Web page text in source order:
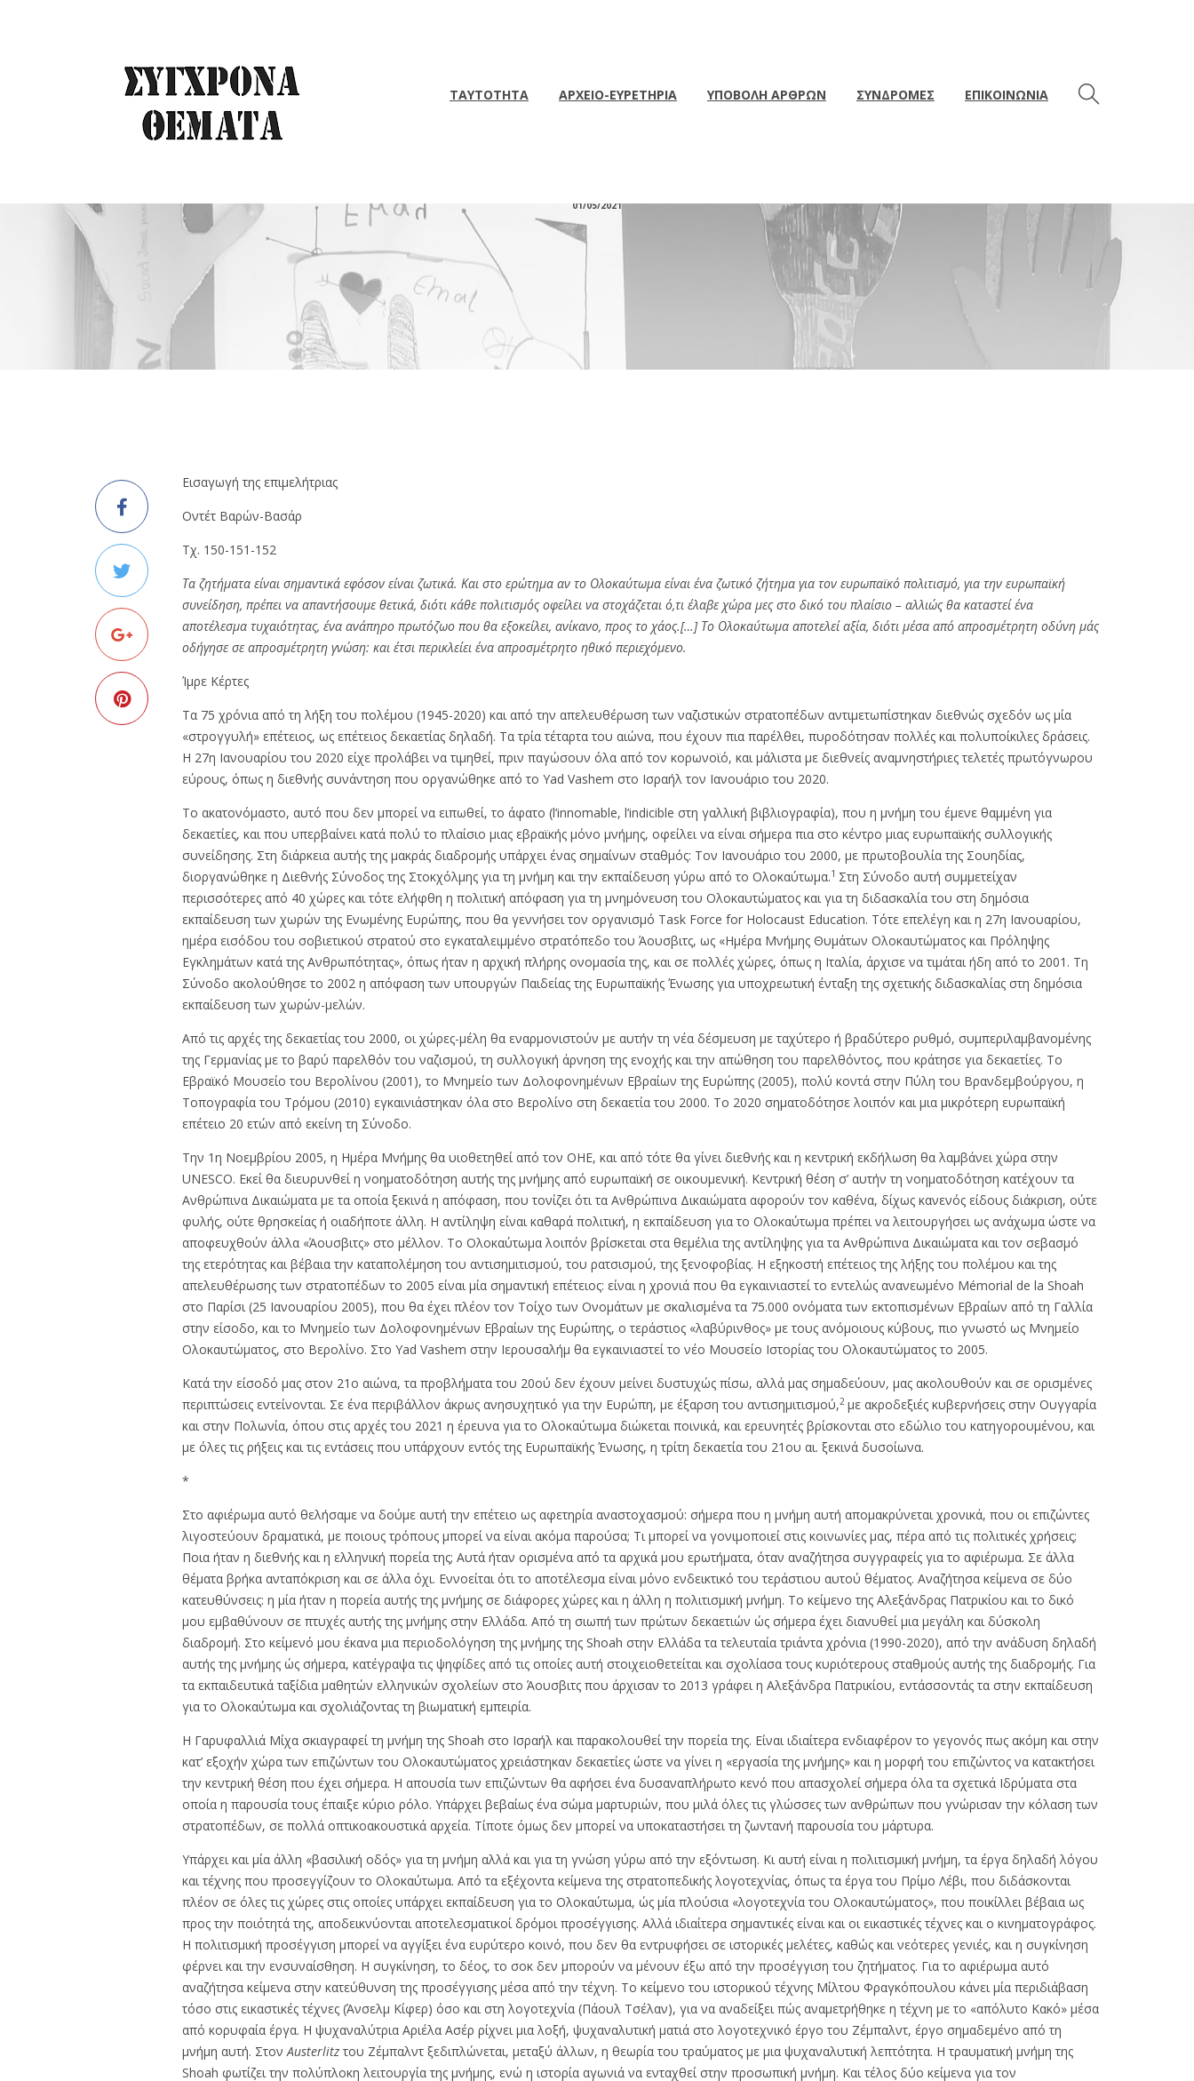
ΤΑΥΤΟΤΗΤΑ ΑΡΧΕΙΟ-ΕΥΡΕΤΗΡΙΑ ΥΠΟΒΟΛΗ ΑΡΘΡΩΝ ΣΥΝΔΡΟΜΕΣ ΕΠΙΚΟΙΝΩΝΙΑ
ΑΦΙΕΡΩΜΑ : Η MNHMH THΣ SHOAH – 75 ΧΡΟΝΙΑ ΜΕΤΑ
01/05/2021
Εισαγωγή της επιμελήτριας
Οντέτ Βαρών-Βασάρ
Τχ. 150-151-152
Τα ζητήματα είναι σημαντικά εφόσον είναι ζωτικά. Και στο ερώτημα αν το Ολοκαύτωμα είναι ένα ζωτικό ζήτημα για τον ευρωπαϊκό πολιτισμό, για την ευρωπαϊκή
συνείδηση, πρέπει να απαντήσουμε θετικά, διότι κάθε πολιτισμός οφείλει να στοχάζεται ό,τι έλαβε χώρα μες στο δικό του πλαίσιο – αλλιώς θα καταστεί ένα
αποτέλεσμα τυχαιότητας, ένα ανάπηρο πρωτόζωο που θα εξοκείλει, ανίκανο, προς το χάος.[…] Το Ολοκαύτωμα αποτελεί αξία, διότι μέσα από απροσμέτρητη οδύνη μάς
οδήγησε σε απροσμέτρητη γνώση: και έτσι περικλείει ένα απροσμέτρητο ηθικό περιεχόμενο.
Ίμρε Κέρτες
Τα 75 χρόνια από τη λήξη του πολέμου (1945-2020) και από την απελευθέρωση των ναζιστικών στρατοπέδων αντιμετωπίστηκαν διεθνώς σχεδόν ως μία
«στρογγυλή» επέτειος, ως επέτειος δεκαετίας δηλαδή. Τα τρία τέταρτα του αιώνα, που έχουν πια παρέλθει, πυροδότησαν πολλές και πολυποίκιλες δράσεις.
Η 27η Ιανουαρίου του 2020 είχε προλάβει να τιμηθεί, πριν παγώσουν όλα από τον κορωνοϊό, και μάλιστα με διεθνείς αναμνηστήριες τελετές πρωτόγνωρου
εύρους, όπως η διεθνής συνάντηση που οργανώθηκε από το Yad Vashem στο Ισραήλ τον Ιανουάριο του 2020.
Το ακατονόμαστο, αυτό που δεν μπορεί να ειπωθεί, το άφατο (l’innomable, l’indicible στη γαλλική βιβλιογραφία), που η μνήμη του έμενε θαμμένη για
δεκαετίες, και που υπερβαίνει κατά πολύ το πλαίσιο μιας εβραϊκής μόνο μνήμης, οφείλει να είναι σήμερα πια στο κέντρο μιας ευρωπαϊκής συλλογικής
συνείδησης. Στη διάρκεια αυτής της μακράς διαδρομής υπάρχει ένας σημαίνων σταθμός: Τον Ιανουάριο του 2000, με πρωτοβουλία της Σουηδίας,
διοργανώθηκε η Διεθνής Σύνοδος της Στοκχόλμης για τη μνήμη και την εκπαίδευση γύρω από το Ολοκαύτωμα.1 Στη Σύνοδο αυτή συμμετείχαν
περισσότερες από 40 χώρες και τότε ελήφθη η πολιτική απόφαση για τη μνημόνευση του Ολοκαυτώματος και για τη διδασκαλία του στη δημόσια
εκπαίδευση των χωρών της Ενωμένης Ευρώπης, που θα γεννήσει τον οργανισμό Task Force for Holocaust Education. Τότε επελέγη και η 27η Ιανουαρίου,
ημέρα εισόδου του σοβιετικού στρατού στο εγκαταλειμμένο στρατόπεδο του Άουσβιτς, ως «Ημέρα Μνήμης Θυμάτων Ολοκαυτώματος και Πρόληψης
Εγκλημάτων κατά της Ανθρωπότητας», όπως ήταν η αρχική πλήρης ονομασία της, και σε πολλές χώρες, όπως η Ιταλία, άρχισε να τιμάται ήδη από το 2001. Τη
Σύνοδο ακολούθησε το 2002 η απόφαση των υπουργών Παιδείας της Ευρωπαϊκής Ένωσης για υποχρεωτική ένταξη της σχετικής διδασκαλίας στη δημόσια
εκπαίδευση των χωρών-μελών.
Από τις αρχές της δεκαετίας του 2000, οι χώρες-μέλη θα εναρμονιστούν με αυτήν τη νέα δέσμευση με ταχύτερο ή βραδύτερο ρυθμό, συμπεριλαμβανομένης
της Γερμανίας με το βαρύ παρελθόν του ναζισμού, τη συλλογική άρνηση της ενοχής και την απώθηση του παρελθόντος, που κράτησε για δεκαετίες. Το
Εβραϊκό Μουσείο του Βερολίνου (2001), το Μνημείο των Δολοφονημένων Εβραίων της Ευρώπης (2005), πολύ κοντά στην Πύλη του Βρανδεμβούργου, η
Τοπογραφία του Τρόμου (2010) εγκαινιάστηκαν όλα στο Βερολίνο στη δεκαετία του 2000. Το 2020 σηματοδότησε λοιπόν και μια μικρότερη ευρωπαϊκή
επέτειο 20 ετών από εκείνη τη Σύνοδο.
Την 1η Νοεμβρίου 2005, η Ημέρα Μνήμης θα υιοθετηθεί από τον ΟΗΕ, και από τότε θα γίνει διεθνής και η κεντρική εκδήλωση θα λαμβάνει χώρα στην
UNESCO. Εκεί θα διευρυνθεί η νοηματοδότηση αυτής της μνήμης από ευρωπαϊκή σε οικουμενική. Κεντρική θέση σ’ αυτήν τη νοηματοδότηση κατέχουν τα
Ανθρώπινα Δικαιώματα με τα οποία ξεκινά η απόφαση, που τονίζει ότι τα Ανθρώπινα Δικαιώματα αφορούν τον καθένα, δίχως κανενός είδους διάκριση, ούτε
φυλής, ούτε θρησκείας ή οιαδήποτε άλλη. Η αντίληψη είναι καθαρά πολιτική, η εκπαίδευση για το Ολοκαύτωμα πρέπει να λειτουργήσει ως ανάχωμα ώστε να
αποφευχθούν άλλα «Άουσβιτς» στο μέλλον. Το Ολοκαύτωμα λοιπόν βρίσκεται στα θεμέλια της αντίληψης για τα Ανθρώπινα Δικαιώματα και τον σεβασμό
της ετερότητας και βέβαια την καταπολέμηση του αντισημιτισμού, του ρατσισμού, της ξενοφοβίας. Η εξηκοστή επέτειος της λήξης του πολέμου και της
απελευθέρωσης των στρατοπέδων το 2005 είναι μία σημαντική επέτειος: είναι η χρονιά που θα εγκαινιαστεί το εντελώς ανανεωμένο Mémorial de la Shoah
στο Παρίσι (25 Ιανουαρίου 2005), που θα έχει πλέον τον Τοίχο των Ονομάτων με σκαλισμένα τα 75.000 ονόματα των εκτοπισμένων Εβραίων από τη Γαλλία
στην είσοδο, και το Μνημείο των Δολοφονημένων Εβραίων της Ευρώπης, ο τεράστιος «λαβύρινθος» με τους ανόμοιους κύβους, πιο γνωστό ως Μνημείο
Ολοκαυτώματος, στο Βερολίνο. Στο Yad Vashem στην Ιερουσαλήμ θα εγκαινιαστεί το νέο Μουσείο Ιστορίας του Ολοκαυτώματος το 2005.
Κατά την είσοδό μας στον 21ο αιώνα, τα προβλήματα του 20ού δεν έχουν μείνει δυστυχώς πίσω, αλλά μας σημαδεύουν, μας ακολουθούν και σε ορισμένες
περιπτώσεις εντείνονται. Σε ένα περιβάλλον άκρως ανησυχητικό για την Ευρώπη, με έξαρση του αντισημιτισμού,2 με ακροδεξιές κυβερνήσεις στην Ουγγαρία
και στην Πολωνία, όπου στις αρχές του 2021 η έρευνα για το Ολοκαύτωμα διώκεται ποινικά, και ερευνητές βρίσκονται στο εδώλιο του κατηγορουμένου, και
με όλες τις ρήξεις και τις εντάσεις που υπάρχουν εντός της Ευρωπαϊκής Ένωσης, η τρίτη δεκαετία του 21ου αι. ξεκινά δυσοίωνα.
*
Στο αφιέρωμα αυτό θελήσαμε να δούμε αυτή την επέτειο ως αφετηρία αναστοχασμού: σήμερα που η μνήμη αυτή απομακρύνεται χρονικά, που οι επιζώντες
λιγοστεύουν δραματικά, με ποιους τρόπους μπορεί να είναι ακόμα παρούσα; Τι μπορεί να γονιμοποιεί στις κοινωνίες μας, πέρα από τις πολιτικές χρήσεις;
Ποια ήταν η διεθνής και η ελληνική πορεία της; Αυτά ήταν ορισμένα από τα αρχικά μου ερωτήματα, όταν αναζήτησα συγγραφείς για το αφιέρωμα. Σε άλλα
θέματα βρήκα ανταπόκριση και σε άλλα όχι. Εννοείται ότι το αποτέλεσμα είναι μόνο ενδεικτικό του τεράστιου αυτού θέματος. Αναζήτησα κείμενα σε δύο
κατευθύνσεις: η μία ήταν η πορεία αυτής της μνήμης σε διάφορες χώρες και η άλλη η πολιτισμική μνήμη. Το κείμενο της Αλεξάνδρας Πατρικίου και το δικό
μου εμβαθύνουν σε πτυχές αυτής της μνήμης στην Ελλάδα. Από τη σιωπή των πρώτων δεκαετιών ώς σήμερα έχει διανυθεί μια μεγάλη και δύσκολη
διαδρομή. Στο κείμενό μου έκανα μια περιοδολόγηση της μνήμης της Shoah στην Ελλάδα τα τελευταία τριάντα χρόνια (1990-2020), από την ανάδυση δηλαδή
αυτής της μνήμης ώς σήμερα, κατέγραψα τις ψηφίδες από τις οποίες αυτή στοιχειοθετείται και σχολίασα τους κυριότερους σταθμούς αυτής της διαδρομής. Για
τα εκπαιδευτικά ταξίδια μαθητών ελληνικών σχολείων στο Άουσβιτς που άρχισαν το 2013 γράφει η Αλεξάνδρα Πατρικίου, εντάσσοντάς τα στην εκπαίδευση
για το Ολοκαύτωμα και σχολιάζοντας τη βιωματική εμπειρία.
Η Γαρυφαλλιά Μίχα σκιαγραφεί τη μνήμη της Shoah στο Ισραήλ και παρακολουθεί την πορεία της. Είναι ιδιαίτερα ενδιαφέρον το γεγονός πως ακόμη και στην
κατ’ εξοχήν χώρα των επιζώντων του Ολοκαυτώματος χρειάστηκαν δεκαετίες ώστε να γίνει η «εργασία της μνήμης» και η μορφή του επιζώντος να κατακτήσει
την κεντρική θέση που έχει σήμερα. Η απουσία των επιζώντων θα αφήσει ένα δυσαναπλήρωτο κενό που απασχολεί σήμερα όλα τα σχετικά Ιδρύματα στα
οποία η παρουσία τους έπαιξε κύριο ρόλο. Υπάρχει βεβαίως ένα σώμα μαρτυριών, που μιλά όλες τις γλώσσες των ανθρώπων που γνώρισαν την κόλαση των
στρατοπέδων, σε πολλά οπτικοακουστικά αρχεία. Τίποτε όμως δεν μπορεί να υποκαταστήσει τη ζωντανή παρουσία του μάρτυρα.
Υπάρχει και μία άλλη «βασιλική οδός» για τη μνήμη αλλά και για τη γνώση γύρω από την εξόντωση. Κι αυτή είναι η πολιτισμική μνήμη, τα έργα δηλαδή λόγου
και τέχνης που προσεγγίζουν το Ολοκαύτωμα. Από τα εξέχοντα κείμενα της στρατοπεδικής λογοτεχνίας, όπως τα έργα του Πρίμο Λέβι, που διδάσκονται
πλέον σε όλες τις χώρες στις οποίες υπάρχει εκπαίδευση για το Ολοκαύτωμα, ώς μία πλούσια «λογοτεχνία του Ολοκαυτώματος», που ποικίλλει βέβαια ως
προς την ποιότητά της, αποδεικνύονται αποτελεσματικοί δρόμοι προσέγγισης. Αλλά ιδιαίτερα σημαντικές είναι και οι εικαστικές τέχνες και ο κινηματογράφος.
Η πολιτισμική προσέγγιση μπορεί να αγγίξει ένα ευρύτερο κοινό, που δεν θα εντρυφήσει σε ιστορικές μελέτες, καθώς και νεότερες γενιές, και η συγκίνηση
φέρνει και την ενσυναίσθηση. Η συγκίνηση, το δέος, το σοκ δεν μπορούν να μένουν έξω από την προσέγγιση του ζητήματος. Για το αφιέρωμα αυτό
αναζήτησα κείμενα στην κατεύθυνση της προσέγγισης μέσα από την τέχνη. Το κείμενο του ιστορικού τέχνης Μίλτου Φραγκόπουλου κάνει μία περιδιάβαση
τόσο στις εικαστικές τέχνες (Άνσελμ Κίφερ) όσο και στη λογοτεχνία (Πάουλ Τσέλαν), για να αναδείξει πώς αναμετρήθηκε η τέχνη με το «απόλυτο Κακό» μέσα
από κορυφαία έργα. Η ψυχαναλύτρια Αριέλα Ασέρ ρίχνει μια λοξή, ψυχαναλυτική ματιά στο λογοτεχνικό έργο του Ζέμπαλντ, έργο σημαδεμένο από τη
μνήμη αυτή. ΣτονAusterlitzτου Ζέμπαλντ ξεδιπλώνεται, μεταξύ άλλων, η θεωρία του τραύματος με μια ψυχαναλυτική λεπτότητα. Η τραυματική μνήμη της
Shoah φωτίζει την πολύπλοκη λειτουργία της μνήμης, ενώ η ιστορία αγωνιά να ενταχθεί στην προσωπική μνήμη. Και τέλος δύο κείμενα για τον